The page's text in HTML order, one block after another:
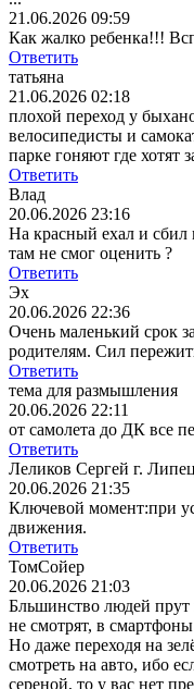
21.06.2026 09:59
Как жалко ребенка!!!
Ответить
татьяна
21.06.2026 02:18
плохой переход у
велосипедисты и
парке гоняют где хотят
Ответить
Влад
20.06.2026 23:16
На красный ехал и
там не смог оценить ?
Ответить
Эх
20.06.2026 22:36
Очень маленький срок
родителям. Сил
Ответить
тема для размышления
20.06.2026 22:11
от самолета до ДК все
Ответить
Леликов Сергей г.
20.06.2026 21:35
Ключевой момент:при
движения.
Ответить
ТомСойер
20.06.2026 21:03
Бльшинство людей прут
не смотрят, в
Но даже переходя на
смотреть на авто, ибо
сереной, то у вас нет